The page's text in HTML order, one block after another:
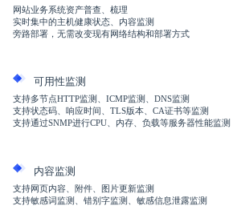
网站业务系统资产普查、梳理
实时集中的主机健康状态、内容监测
旁路部署，无需改变现有网络结构和部署方式
可用性监测
支持多节点HTTP监测、ICMP监测、DNS监测
支持状态码、响应时间、TLS版本、CA证书等监测
支持通过SNMP进行CPU、内存、负载等服务器性能监测
内容监测
支持网页内容、附件、图片更新监测
支持敏感词监测、错别字监测、敏感信息泄露监测